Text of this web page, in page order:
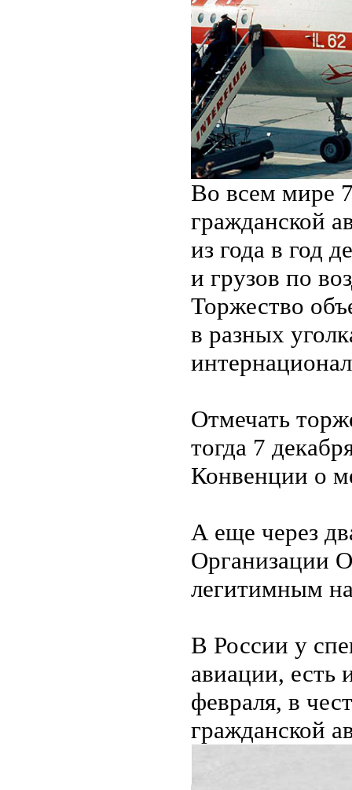
Во всем мире
гражданской
из года в год
и грузов по
Торжество
в разных
Отмечать
тогда 7
Конвенции о
А еще через
Организации
легитимным
В России у
авиации, есть
февраля, в
гражданской